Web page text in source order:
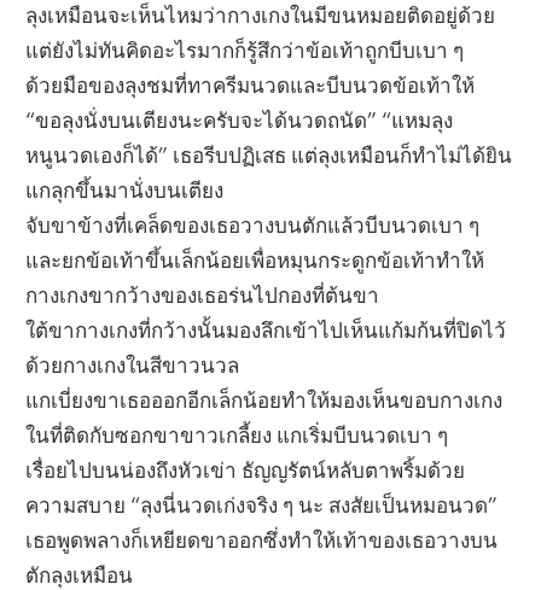
ลุงเหมือนจะเห็นไหมว่ากางเกงในมีขนหมอยติดอยู่ด้วย
แต่ยังไม่ทันคิดอะไรมากก็รู้สึกว่าข้อเท้าถูกบีบเบา ๆ
ด้วยมือของลุงชมที่ทาครีมนวดและบีบนวดข้อเท้าให้
“ขอลุงนั่งบนเตียงนะครับจะได้นวดถนัด” “แหมลุง
หนูนวดเองก็ได้” เธอรีบปฏิเสธ แต่ลุงเหมือนก็ทำไม่ได้ยิน
แกลุกขึ้นมานั่งบนเตียง
จับขาข้างที่เคล็ดของเธอวางบนตักแล้วบีบนวดเบา ๆ
และยกข้อเท้าขึ้นเล็กน้อยเพื่อหมุนกระดูกข้อเท้าทำให้
กางเกงขากว้างของเธอร่นไปกองที่ต้นขา
ใต้ขากางเกงที่กว้างนั้นมองลึกเข้าไปเห็นแก้มก้นที่ปิดไว้
ด้วยกางเกงในสีขาวนวล
แกเบี่ยงขาเธอออกอีกเล็กน้อยทำให้มองเห็นขอบกางเกง
ในที่ติดกับซอกขาขาวเกลี้ยง แกเริ่มบีบนวดเบา ๆ
เรื่อยไปบนน่องถึงหัวเข่า ธัญญรัตน์หลับตาพริ้มด้วย
ความสบาย “ลุงนี่นวดเก่งจริง ๆ นะ สงสัยเป็นหมอนวด”
เธอพูดพลางก็เหยียดขาออกซึ่งทำให้เท้าของเธอวางบน
ตักลุงเหมือน